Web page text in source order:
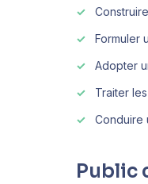
Formuler
Adopter
Traiter
Conduire
Public